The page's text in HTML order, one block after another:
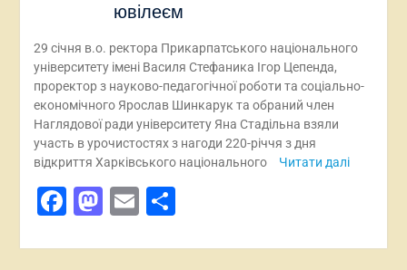
ювілеєм
29 січня в.о. ректора Прикарпатського національного
університету імені Василя Стефаника Ігор Цепенда,
проректор з науково-педагогічної роботи та соціально-
економічного Ярослав Шинкарук та обраний член
Наглядової ради університету Яна Стадільна взяли
участь в урочистостях з нагоди 220-річчя з дня
відкриття Харківського національного
Читати далі
Facebook
Mastodon
EmailПоділитися